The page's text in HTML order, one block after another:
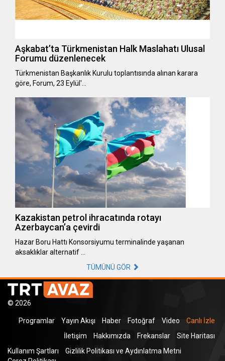
Aşkabat’ta Türkmenistan Halk Maslahatı Ulusal
Forumu düzenlenecek
Türkmenistan Başkanlık Kurulu toplantısında alınan karara
göre, Forum, 23 Eylül'…
Kazakistan petrol ihracatında rotayı
Azerbaycan’a çevirdi
Hazar Boru Hattı Konsorsiyumu terminalinde yaşanan
aksaklıklar alternatif …
TÜMÜNÜ GÖR
© 2026
Programlar Yayın Akışı Haber Fotoğraf Video
Canlı İzle
İletişim
Hakkımızda Frekanslar
Site Haritası
Kullanım Şartları
Gizlilik Politikası ve Aydınlatma Metni